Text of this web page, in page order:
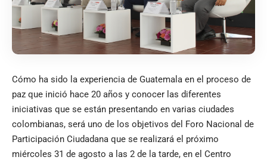
Cómo ha sido la experiencia de Guatemala en el proceso de
paz que inició hace 20 años y conocer las diferentes
iniciativas que se están presentando en varias ciudades
colombianas, será uno de los objetivos del Foro Nacional de
Participación Ciudadana que se realizará el próximo
miércoles 31 de agosto a las 2 de la tarde, en el Centro